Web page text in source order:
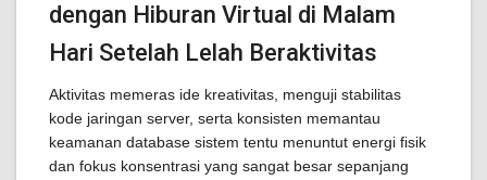
dengan Hiburan Virtual di Malam
Hari Setelah Lelah Beraktivitas
Aktivitas memeras ide kreativitas, menguji stabilitas
kode jaringan server, serta konsisten memantau
keamanan database sistem tentu menuntut energi fisik
dan fokus konsentrasi yang sangat besar sepanjang